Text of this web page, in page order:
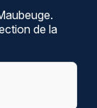
de la